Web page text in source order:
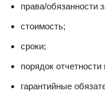
права/обязанности
стоимость;
сроки;
порядок
гарантийные